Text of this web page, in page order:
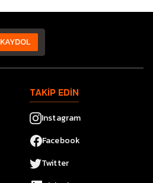
KAYDOL
TAKİP EDİN
Instagram
Facebook
Twitter